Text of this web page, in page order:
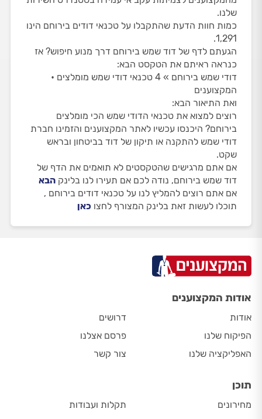
שלנו.
כמות חוות הדעת שהתקבלו על טכנאי דודים בירוחם הינו
1,291.
הגעתם לדף של דוד שמש בירוחם דרך מנוע חיפוש? אז
כנראה ראיתם את הטקסט הבא:
דודי שמש בירוחם » 4 טכנאי דודי שמש מומלצים •
המקצוענים
ואת התיאור הבא:
רוצים למצוא את טכנאי הדודי שמש הכי מומלצים
בירוחם? היכנסו עכשיו לאתר המקצוענים והזמינו חברת
דודי שמש להתקנה או תיקון של דוד בביטחון ובראש
שקט.
אם אתם מרגישים שהטקסטים לא תואמים את הדף של
דוד שמש בירוחם, נודה לכם אם תעירו לנו בלינק הבא
אם אתם רוצים להמליץ לנו על טכנאי דודים בירוחם ,
תוכלו לעשות זאת בלינק המצורף לחצו כאן
אודות המקצוענים
אודות
הפיקוח שלנו
האפליקציה שלנו
דרושים
פרסם אצלנו
צור קשר
תוכן
מחירונים
תקלות ועבודות